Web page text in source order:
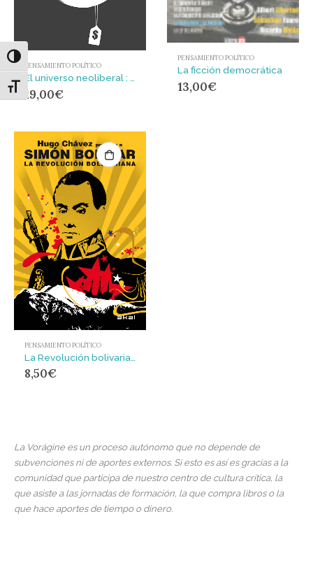
Alternar alto contraste
Alternar tamaño de letra
PENSAMIENTO POLÍTICO
19,00€
PENSAMIENTO POLÍTICO
La ficción democrática
13,00€
PENSAMIENTO POLÍTICO
8,50€
La Vorágine es un proceso autónomo que no depende de
subvenciones ni de aportes externos. Si esto es así es gracias a la
comunidad que participa de nuestro centro de cultura crítica, la
que asiste a las jornadas de formación, la que compra libros o la
que hace aportes de tiempo o dinero.